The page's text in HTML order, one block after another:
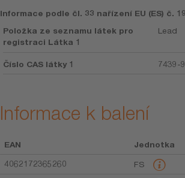
Informace podle čl. 33 nařízení EU (ES) č.
Položka ze seznamu látek pro
registraci Látka 1
Lead
Číslo CAS látky 1 7439-
Informace k balení
EAN Jednotka
4062172365260
FS